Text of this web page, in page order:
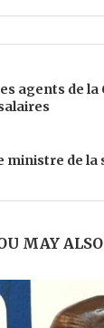
agents de la
ministre de
MAY